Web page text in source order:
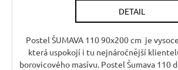
DETAIL
Postel ŠUMAVA 110 90x200 cm je
která uspokojí i tu nejnáročnější
borovicového masívu. Postel Šumava 110